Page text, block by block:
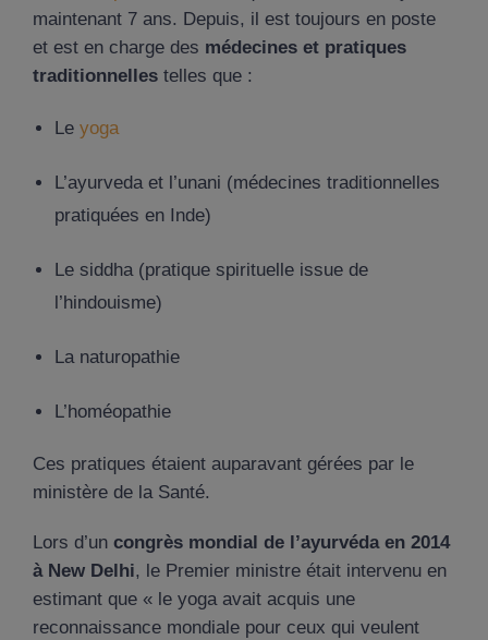
maintenant 7 ans. Depuis, il est toujours en poste
et est en charge des médecines et pratiques
traditionnelles telles que :
Le yoga
L’ayurveda et l’unani (médecines traditionnelles
pratiquées en Inde)
Le siddha (pratique spirituelle issue de
l’hindouisme)
La naturopathie
L’homéopathie
Ces pratiques étaient auparavant gérées par le
ministère de la Santé.
Lors d’un congrès mondial de l’ayurvéda en 2014
à New Delhi, le Premier ministre était intervenu en
estimant que « le yoga avait acquis une
reconnaissance mondiale pour ceux qui veulent